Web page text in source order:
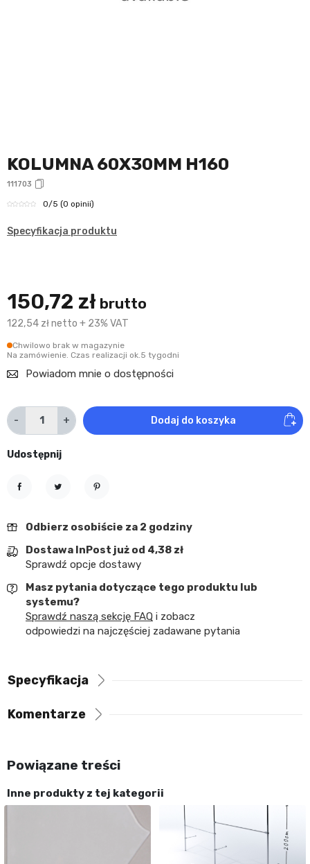
KOLUMNA 60X30MM H160
111703
0/5 (0 opinii)
Specyfikacja produktu
150,72 zł brutto
122,54 zł netto + 23% VAT
Chwilowo brak w magazynie
Na zamówienie. Czas realizacji ok.5 tygodni
Powiadom mnie o dostępności
- + Dodaj do koszyka
Udostępnij
Odbierz osobiście za 2 godziny
Dostawa InPost już od 4,38 zł
Sprawdź opcje dostawy
Masz pytania dotyczące tego produktu lub
systemu?
Sprawdź naszą sekcję FAQ i zobacz
odpowiedzi na najczęściej zadawane pytania
Specyfikacja
Komentarze
Powiązane treści
Inne produkty z tej kategorii